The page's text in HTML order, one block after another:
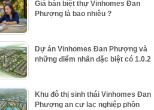
Giá bán biệt thự Vinhomes Đan
Phượng là bao nhiêu ?
Dự án Vinhomes Đan Phượng và
những điểm nhấn đặc biệt có 1.0.2
Khu đô thị sinh thái Vinhomes Đan
Phượng an cư lạc nghiệp phồn